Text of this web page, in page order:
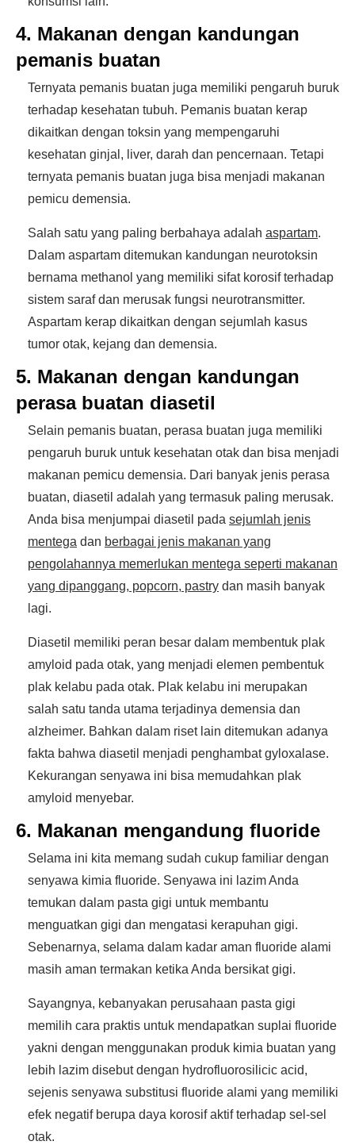
4. Makanan dengan kandungan
pemanis buatan
Ternyata pemanis buatan juga memiliki pengaruh buruk
terhadap kesehatan tubuh. Pemanis buatan kerap
dikaitkan dengan toksin yang mempengaruhi
kesehatan ginjal, liver, darah dan pencernaan. Tetapi
ternyata pemanis buatan juga bisa menjadi makanan
pemicu demensia.
Salah satu yang paling berbahaya adalah aspartam.
Dalam aspartam ditemukan kandungan neurotoksin
bernama methanol yang memiliki sifat korosif terhadap
sistem saraf dan merusak fungsi neurotransmitter.
Aspartam kerap dikaitkan dengan sejumlah kasus
tumor otak, kejang dan demensia.
5. Makanan dengan kandungan
perasa buatan diasetil
Selain pemanis buatan, perasa buatan juga memiliki
pengaruh buruk untuk kesehatan otak dan bisa menjadi
makanan pemicu demensia. Dari banyak jenis perasa
buatan, diasetil adalah yang termasuk paling merusak.
Anda bisa menjumpai diasetil pada sejumlah jenis
mentega dan berbagai jenis makanan yang
pengolahannya memerlukan mentega seperti makanan
yang dipanggang, popcorn, pastry dan masih banyak
lagi.
Diasetil memiliki peran besar dalam membentuk plak
amyloid pada otak, yang menjadi elemen pembentuk
plak kelabu pada otak. Plak kelabu ini merupakan
salah satu tanda utama terjadinya demensia dan
alzheimer. Bahkan dalam riset lain ditemukan adanya
fakta bahwa diasetil menjadi penghambat gyloxalase.
Kekurangan senyawa ini bisa memudahkan plak
amyloid menyebar.
6. Makanan mengandung fluoride
Selama ini kita memang sudah cukup familiar dengan
senyawa kimia fluoride. Senyawa ini lazim Anda
temukan dalam pasta gigi untuk membantu
menguatkan gigi dan mengatasi kerapuhan gigi.
Sebenarnya, selama dalam kadar aman fluoride alami
masih aman termakan ketika Anda bersikat gigi.
Sayangnya, kebanyakan perusahaan pasta gigi
memilih cara praktis untuk mendapatkan suplai fluoride
yakni dengan menggunakan produk kimia buatan yang
lebih lazim disebut dengan hydrofluorosilicic acid,
sejenis senyawa substitusi fluoride alami yang memiliki
efek negatif berupa daya korosif aktif terhadap sel-sel
otak.